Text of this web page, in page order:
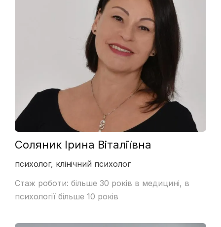
Соляник Ірина Віталіївна
психолог, клінічний психолог
Стаж роботи: більше 30 років в медицині, в
психології більше 10 років